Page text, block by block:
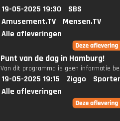
19-05-2025 19:30
SBS
Amusement.TV
Mensen.TV
Alle afleveringen
Punt van de dag in Hamburg!
Van dit programma is geen informatie
19-05-2025 19:15 Ziggo
Alle afleveringen